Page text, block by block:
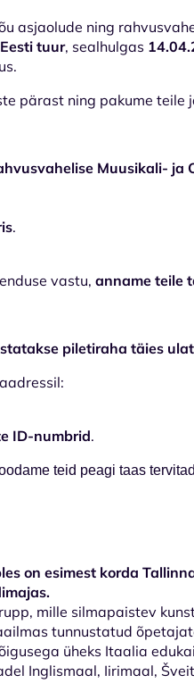
asjaolude ning
tuur, sealhulgas
pärast ning pakume teile
Muusikali- ja
.
vastu, anname teile
piletiraha täies
ID-numbrid.
teid peagi taas
on esimest korda
mille silmapaistev
tunnustatud
üheks Itaalia
Inglismaal, Iirimaal,